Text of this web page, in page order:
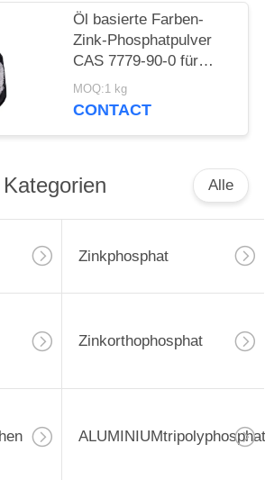
Öl basierte Farben-
Zink-Phosphatpulver
CAS 7779-90-0 für
Schiff und
Stahlkonstruktionen
MOQ:1 kg
CONTACT
Alle
Zinkphosphat
Zinkorthophosphat
ALUMINIUMtripolyphosphat